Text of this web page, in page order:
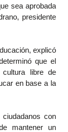
sea aprobada
presidente
explicó
que el
libre de
en base a la
con
mantener un